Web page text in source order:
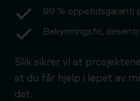
99 % oppetidsgaranti
Bekymringsfri,
Slik sikrer vi at
at du får hjelp i løpet av
det.